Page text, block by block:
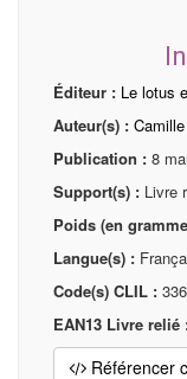
Éditeur : Le lotus
Auteur(s) :
Publication : 8
Support(s) : Livre
Poids (en
Langue(s) :
Code(s) CLIL :
EAN13 Livre relié
Référencer